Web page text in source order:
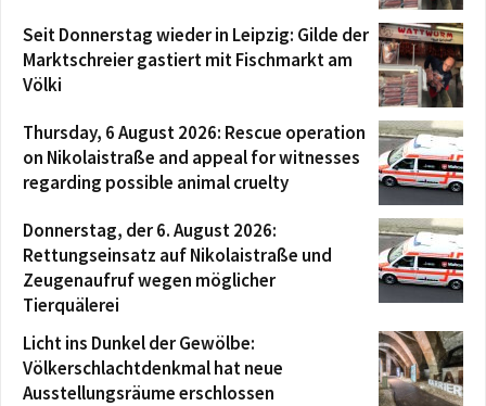
Seit Donnerstag wieder in Leipzig: Gilde der
Marktschreier gastiert mit Fischmarkt am
Völki
Thursday, 6 August 2026: Rescue operation
on Nikolaistraße and appeal for witnesses
regarding possible animal cruelty
Donnerstag, der 6. August 2026:
Rettungseinsatz auf Nikolaistraße und
Zeugenaufruf wegen möglicher
Tierquälerei
Licht ins Dunkel der Gewölbe:
Völkerschlachtdenkmal hat neue
Ausstellungsräume erschlossen